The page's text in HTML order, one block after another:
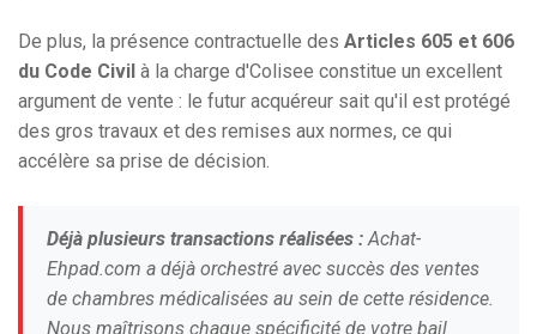
De plus, la présence contractuelle des Articles 605 et 606
du Code Civil à la charge d'Colisee constitue un excellent
argument de vente : le futur acquéreur sait qu'il est protégé
des gros travaux et des remises aux normes, ce qui
accélère sa prise de décision.
Déjà plusieurs transactions réalisées : Achat-
Ehpad.com a déjà orchestré avec succès des ventes
de chambres médicalisées au sein de cette résidence.
Nous maîtrisons chaque spécificité de votre bail